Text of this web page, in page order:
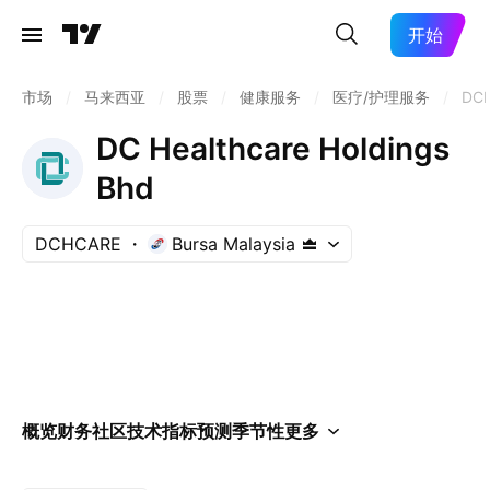
开始
市场 马来西亚 股票 健康服务 医疗/护理服务
DC Healthcare Holdings
Bhd
DCHCARE Bursa Malaysia
概览财务社区技术指标预测季节性更多